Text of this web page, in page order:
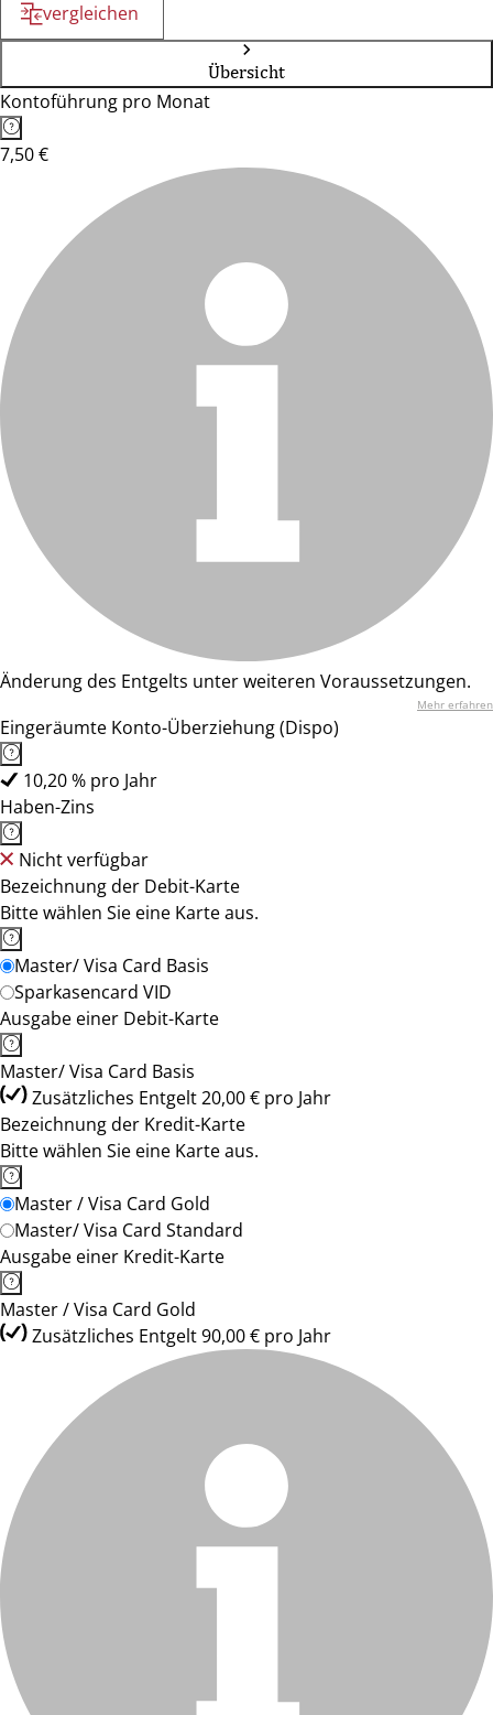
vergleichen
Übersicht
Kontoführung pro Monat
7,50 €
Änderung des Entgelts unter weiteren Voraussetzungen.
Mehr erfahren
Eingeräumte Konto-Überziehung (Dispo)
10,20 % pro Jahr
Haben-Zins
Nicht verfügbar
Bezeichnung der Debit-Karte
Bitte wählen Sie eine Karte aus.
Master/ Visa Card Basis
Sparkasencard VID
Ausgabe einer Debit-Karte
Master/ Visa Card Basis
Zusätzliches Entgelt 20,00 € pro Jahr
Bezeichnung der Kredit-Karte
Bitte wählen Sie eine Karte aus.
Master / Visa Card Gold
Master/ Visa Card Standard
Ausgabe einer Kredit-Karte
Master / Visa Card Gold
Zusätzliches Entgelt 90,00 € pro Jahr